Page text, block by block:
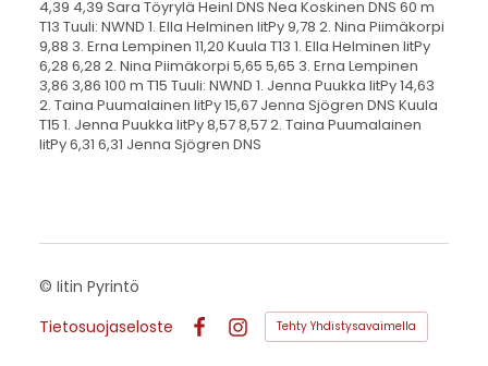
© Iitin Pyrintö
Tietosuojaseloste
Instagram
Tehty Yhdistysavaimella